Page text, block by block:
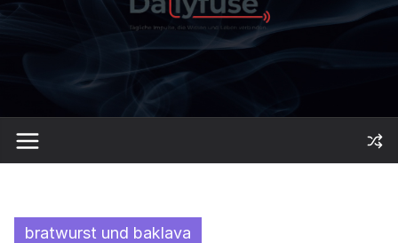
bratwurst und baklava